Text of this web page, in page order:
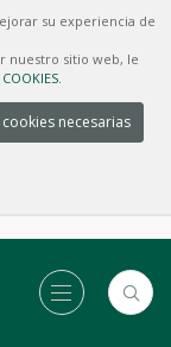
su experiencia de
nuestro sitio web, le
necesarias